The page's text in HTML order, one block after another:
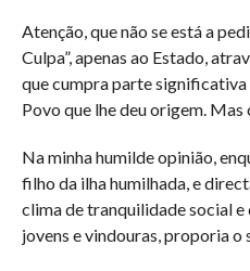
Atenção, que não se está a
Culpa”, apenas ao Estado,
que cumpra parte significativa
Povo que lhe deu origem. Mas
Na minha humilde opinião,
filho da ilha humilhada, e
clima de tranquilidade social e
jovens e vindouras, proporia o